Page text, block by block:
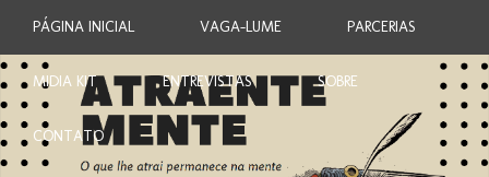
PÁGINA INICIAL VAGA-LUME PARCERIAS
MIDIA KIT ENTREVISTAS SOBRE
CONTATO